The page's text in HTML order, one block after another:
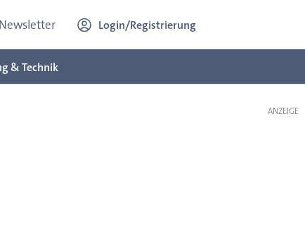
Newsletter Login/Registrierung
& Technik
ANZEIGE